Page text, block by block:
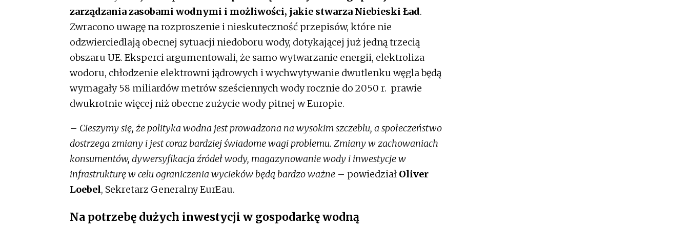
zarządzania zasobami wodnymi i możliwości, jakie stwarza Niebieski Ład.
Zwracono uwagę na rozproszenie i nieskuteczność przepisów, które nie
odzwierciedlają obecnej sytuacji niedoboru wody, dotykającej już jedną trzecią
obszaru UE. Eksperci argumentowali, że samo wytwarzanie energii, elektroliza
wodoru, chłodzenie elektrowni jądrowych i wychwytywanie dwutlenku węgla będą
wymagały 58 miliardów metrów sześciennych wody rocznie do 2050 r. prawie
dwukrotnie więcej niż obecne zużycie wody pitnej w Europie.
– Cieszymy się, że polityka wodna jest prowadzona na wysokim szczeblu, a społeczeństwo
dostrzega zmiany i jest coraz bardziej świadome wagi problemu. Zmiany w zachowaniach
konsumentów, dywersyfikacja źródeł wody, magazynowanie wody i inwestycje w
infrastrukturę w celu ograniczenia wycieków będą bardzo ważne – powiedział Oliver
Loebel, Sekretarz Generalny EurEau.
Na potrzebę dużych inwestycji w gospodarkę wodną